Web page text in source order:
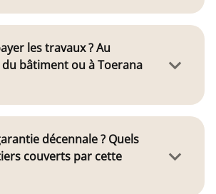
les travaux ? Au
bâtiment ou à Toerana
décennale ? Quels
couverts par cette